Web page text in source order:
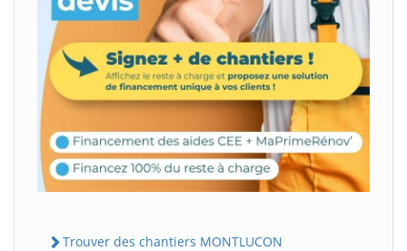
Trouver des chantiers MONTLUCON